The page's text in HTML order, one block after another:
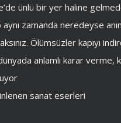
ünlü bir yer haline
zamanda neredeyse
Ölümsüzler kapıyı
anlamlı karar
sanat eserleri